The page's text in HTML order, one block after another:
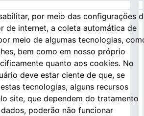
por meio das configurações
de internet, a coleta automática de
meio de algumas tecnologias,
bem como em nosso próprio
quanto aos cookies. No
deve estar ciente de que, se
tecnologias, alguns recursos
site, que dependem do tratamento
poderão não funcionar